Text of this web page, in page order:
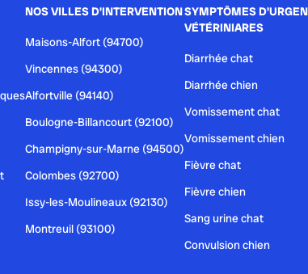
NOS VILLES D'INTERVENTION
Maisons-Alfort (94700)
Vincennes (94300)
Alfortville (94140)
Boulogne-Billancourt (92100)
Champigny-sur-Marne (94500)
Colombes (92700)
Issy-les-Moulineaux (92130)
Montreuil (93100)
SYMPTÔMES
VÉTÉRINIARES
Diarrhée chat
Diarrhée chien
Vomissement chat
Vomissement chien
Fièvre chat
Fièvre chien
Sang urine chat
Convulsion chien